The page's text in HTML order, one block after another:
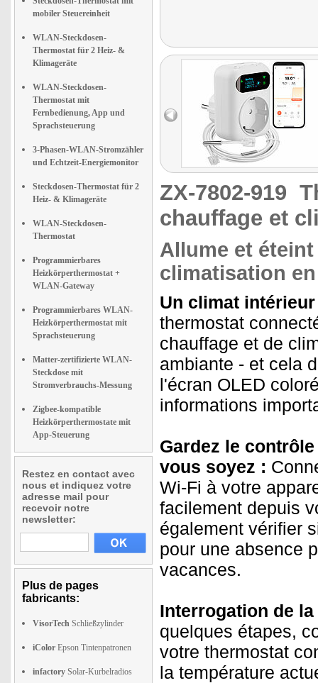
mobiler Steuereinheit
WLAN-Steckdosen-
Thermostat für 2 Heiz- &
Klimageräte
WLAN-Steckdosen-
Thermostat mit
Fernbedienung, App und
Sprachsteuerung
3-Phasen-WLAN-Stromzähler
und Echtzeit-Energiemonitor
Steckdosen-Thermostat für 2
Heiz- & Klimageräte
WLAN-Steckdosen-
Thermostat
Programmierbares
Heizkörperthermostat +
WLAN-Gateway
Programmierbares WLAN-
Heizkörperthermostat mit
Sprachsteuerung
Matter-zertifizierte WLAN-
Steckdose mit
Stromverbrauchs-Messung
Zigbee-kompatible
Heizkörperthermostate mit
App-Steuerung
Restez en contact avec
nous et indiquez votre
adresse mail pour
recevoir notre
newsletter:
Plus de pages
fabricants:
VisorTech Schließzylinder
iColor Epson Tintenpatronen
infactory Solar-Kurbelradios
ZX-7802-919
chauffage et
Allume et
climatisation
Un climat
thermostat
chauffage et de
ambiante - et cela
l'écran OLED
informations
Gardez le
vous soyez :
Wi-Fi à votre
facilement depuis
également vérifier
pour une absence
vacances.
Interrogation de
quelques étapes,
votre thermostat
la température